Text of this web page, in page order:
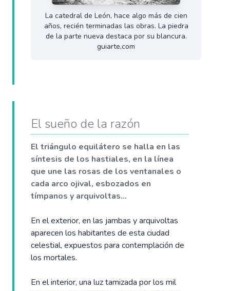
La catedral de León, hace algo más de cien
años, recién terminadas las obras. La piedra
de la parte nueva destaca por su blancura.
guiarte,com
El sueño de la razón
El triángulo equilátero se halla en las
síntesis de los hastiales, en la línea
que une las rosas de los ventanales o
cada arco ojival, esbozados en
tímpanos y arquivoltas...
En el exterior, en las jambas y arquivoltas
aparecen los habitantes de esta ciudad
celestial, expuestos para contemplación de
los mortales.
En el interior, una luz tamizada por los mil